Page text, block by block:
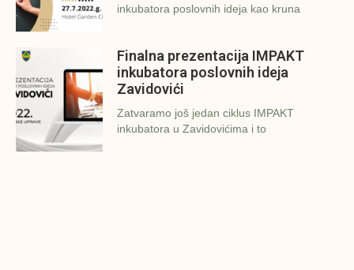
inkubatora poslovnih ideja kao kruna
Finalna prezentacija IMPAKT
inkubatora poslovnih ideja
Zavidovići
Zatvaramo još jedan ciklus IMPAKT
inkubatora u Zavidovićima i to